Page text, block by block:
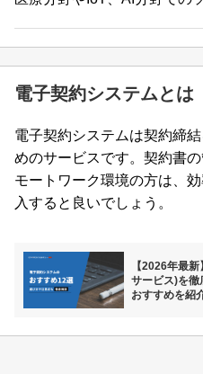
電子契約システムとは
電子契約システムは契約締
めのサービスです。契約書
モートワーク環境の方は、
入すると良いでしょう。
【2026年最
サービス)を徹
おすすめを紹